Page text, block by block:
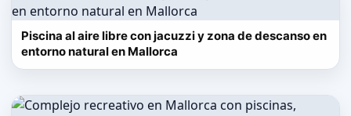
Piscina al aire libre con jacuzzi y zona de descanso en
entorno natural en Mallorca